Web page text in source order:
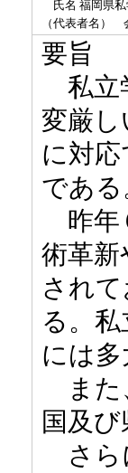
氏名 福岡県私
（代表者名）
要旨
私立
変厳
に対
である
昨年
術革新
され
る。
には
また
国及
さら